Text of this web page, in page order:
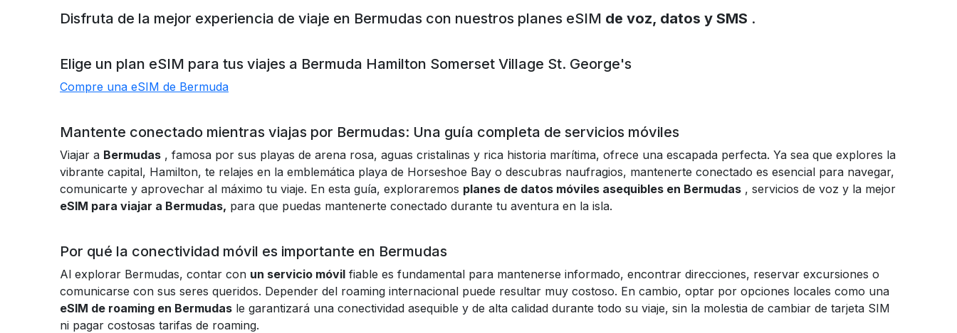
Disfruta de la mejor experiencia de viaje en Bermudas con nuestros planes eSIM de voz, datos y SMS .
Elige un plan eSIM para tus viajes a Bermuda Hamilton Somerset Village St. George's
Compre una eSIM de Bermuda
Mantente conectado mientras viajas por Bermudas: Una guía completa de servicios móviles
Viajar a Bermudas , famosa por sus playas de arena rosa, aguas cristalinas y rica historia marítima, ofrece una escapada perfecta. Ya sea que explores la
vibrante capital, Hamilton, te relajes en la emblemática playa de Horseshoe Bay o descubras naufragios, mantenerte conectado es esencial para navegar,
comunicarte y aprovechar al máximo tu viaje. En esta guía, exploraremos planes de datos móviles asequibles en Bermudas , servicios de voz y la mejor
eSIM para viajar a Bermudas, para que puedas mantenerte conectado durante tu aventura en la isla.
Por qué la conectividad móvil es importante en Bermudas
Al explorar Bermudas, contar con un servicio móvil fiable es fundamental para mantenerse informado, encontrar direcciones, reservar excursiones o
comunicarse con sus seres queridos. Depender del roaming internacional puede resultar muy costoso. En cambio, optar por opciones locales como una
eSIM de roaming en Bermudas le garantizará una conectividad asequible y de alta calidad durante todo su viaje, sin la molestia de cambiar de tarjeta SIM
ni pagar costosas tarifas de roaming.